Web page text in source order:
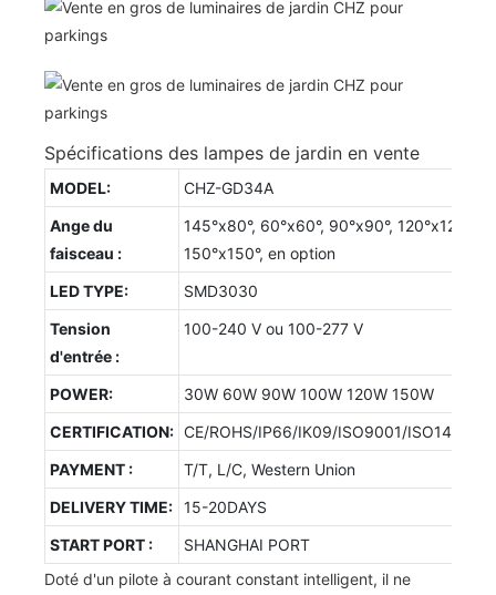
Spécifications des lampes de jardin en vente
MODEL:
CHZ-GD34A
Ange du
faisceau :
145°x80°, 60°x60°, 90°x90°, 120°x120°,
150°x150°, en option
LED TYPE:
SMD3030
Tension
d'entrée :
100-240 V ou 100-277 V
POWER:
30W 60W 90W 100W 120W 150W
CERTIFICATION: CE/ROHS/IP66/IK09/ISO9001/ISO14001/
PAYMENT :
T/T, L/C, Western Union
DELIVERY TIME: 15-20DAYS
START PORT :
SHANGHAI PORT
Doté d'un pilote à courant constant intelligent, il ne